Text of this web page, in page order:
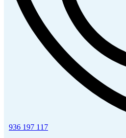
936 197 117